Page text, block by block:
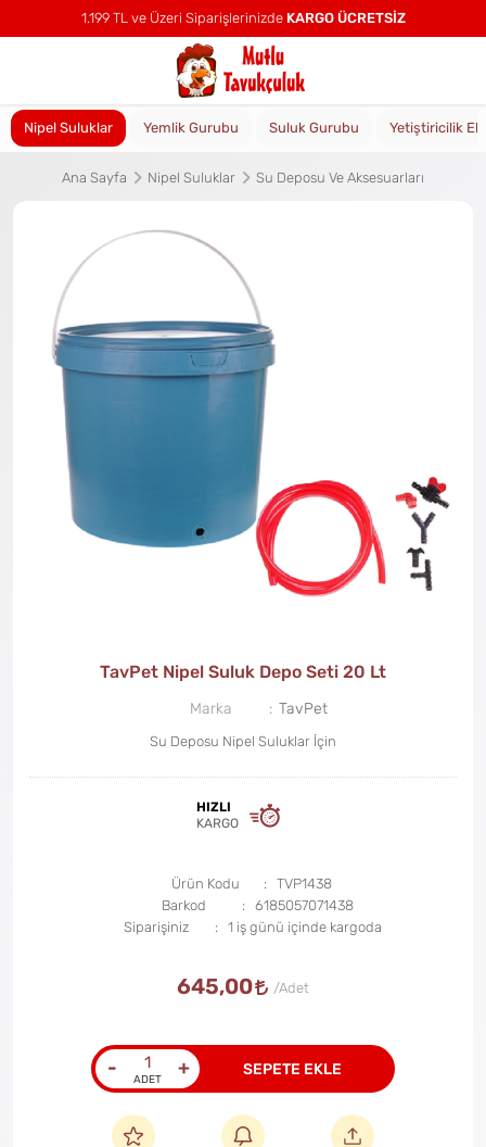
1.199 TL ve Üzeri Siparişlerinizde KARGO ÜCRETSİZ
Nipel Suluklar Yemlik Gurubu Suluk Gurubu Yetiştiricilik
Ana Sayfa Nipel Suluklar Su Deposu Ve Aksesuarları
TavPet Nipel Suluk Depo Seti 20 Lt
Marka TavPet
Su Deposu Nipel Suluklar İçin
HIZLI
KARGO
Ürün Kodu
TVP1438
Barkod
6185057071438
Siparişiniz
1 iş günü içinde kargoda
645,00
- + SEPETE EKLE